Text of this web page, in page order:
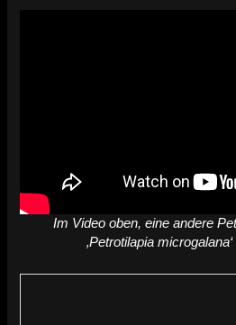
Im Video oben, eine andere
‚Petrotilapia